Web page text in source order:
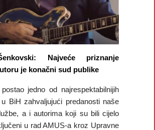
Najveće priznanje
je konačni sud publike
jedno od najrespektabilnijih
u BiH zahvaljujući predanosti naše
a i autorima koji su bili cijelo
u rad AMUS-a kroz Upravne